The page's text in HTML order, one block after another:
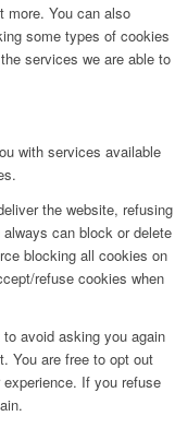
more. You can also
some types of cookies
services we are able to
with services available
the website, refusing
can block or delete
blocking all cookies on
refuse cookies when
avoid asking you again
You are free to opt out
If you refuse